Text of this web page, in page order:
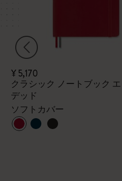
¥ 5,170
クラシック ノートブック
デッド
ソフトカバー